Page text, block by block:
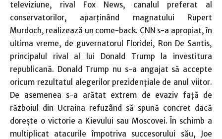
televiziune, rival Fox News, canalul preferat al
conservatorilor, aparţinând magnatului Rupert
Murdoch, realizează un come-back. CNN s-a apropiat, în
ultima vreme, de guvernatorul Floridei, Ron De Santis,
principalul rival al lui Donald Trump la investitura
republicană. Donald Trump nu s-a angajat să accepte
oricum rezultatul alegerilor prezidenţiale de anul viitor.
De asemenea s-a arătat extrem de evaziv faţă de
războiul din Ucraina refuzând să spună concret dacă
doreşte o victorie a Kievului sau Moscovei. În schimb a
multiplicat atacurile împotriva succesorului său, Joe